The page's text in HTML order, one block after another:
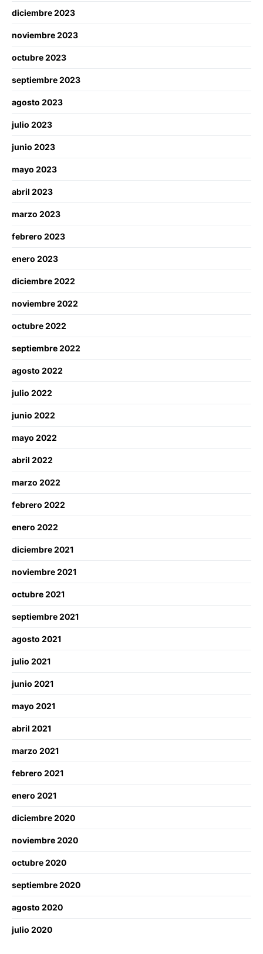
diciembre 2023
noviembre 2023
octubre 2023
septiembre 2023
agosto 2023
julio 2023
junio 2023
mayo 2023
abril 2023
marzo 2023
febrero 2023
enero 2023
diciembre 2022
noviembre 2022
octubre 2022
septiembre 2022
agosto 2022
julio 2022
junio 2022
mayo 2022
abril 2022
marzo 2022
febrero 2022
enero 2022
diciembre 2021
noviembre 2021
octubre 2021
septiembre 2021
agosto 2021
julio 2021
junio 2021
mayo 2021
abril 2021
marzo 2021
febrero 2021
enero 2021
diciembre 2020
noviembre 2020
octubre 2020
septiembre 2020
agosto 2020
julio 2020